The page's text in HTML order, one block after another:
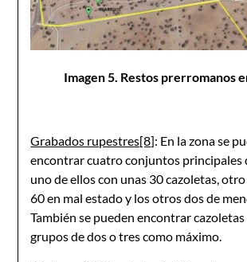
Imagen 5. Restos prerromanos
Grabados rupestres[8]: En la zona se
encontrar cuatro conjuntos principales
uno de ellos con unas 30 cazoletas,
60 en mal estado y los otros dos de
También se pueden encontrar
grupos de dos o tres como máximo.